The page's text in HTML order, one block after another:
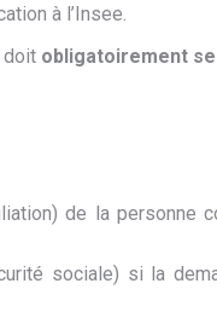
à l’Insee.
doit obligatoirement
de la personne
sociale) si la